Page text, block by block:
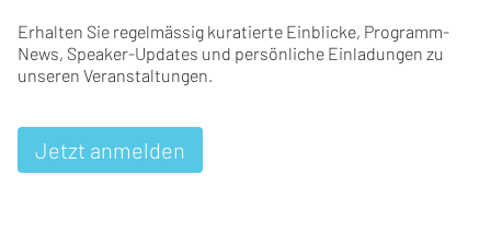
Erhalten Sie regelmässig kuratierte Einblicke, Programm-
News, Speaker-Updates und persönliche Einladungen zu
unseren Veranstaltungen.
Jetzt anmelden